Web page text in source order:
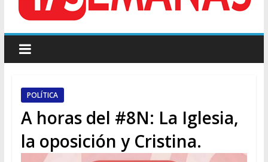
colectivo: siete heridos
Día de San Cayetano: masiva marcha a Plaza de Mayo de
sindicatos y organizaciones sociales
Pesar por la muerte de Leandro Rud, histórico representante
y conductor de TV
POLÍTICA
A horas del #8N: La Iglesia,
la oposición y Cristina.